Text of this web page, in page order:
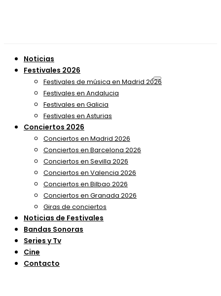
Noticias
Festivales 2026
Festivales de música en Madrid 2026
Festivales en Andalucia
Festivales en Galicia
Festivales en Asturias
Conciertos 2026
Conciertos en Madrid 2026
Conciertos en Barcelona 2026
Conciertos en Sevilla 2026
Conciertos en Valencia 2026
Conciertos en Bilbao 2026
Conciertos en Granada 2026
Giras de conciertos
Noticias de Festivales
Bandas Sonoras
Series y Tv
Cine
Contacto